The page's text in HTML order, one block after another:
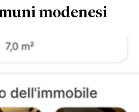
modenesi